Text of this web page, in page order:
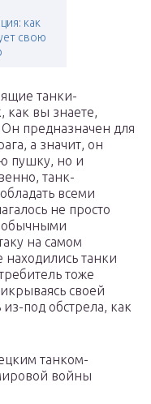
как
свою
танки-
как вы знаете,
предназначен для
а значит, он
пушку, но и
танк-
всеми
не просто
обычными
на самом
танки
тоже
своей
под обстрела, как
танком-
войны